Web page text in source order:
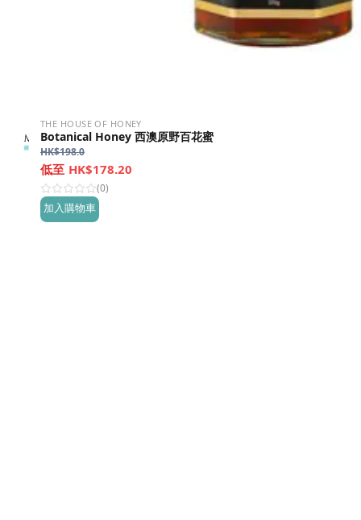
THE HOUSE OF HONEY
Botanical Honey 西澳原野百花蜜
HK$198.0
HK$178.20
(0)
加入購物車